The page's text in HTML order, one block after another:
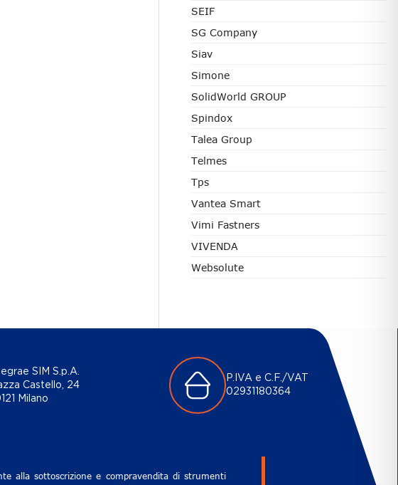
SEIF
SG Company
Siav
Simone
SolidWorld GROUP
Spindox
Talea Group
Telmes
Tps
Vantea Smart
Vimi Fastners
VIVENDA
Websolute
SIM S.p.A.
Castello, 24
Milano
P.IVA e C.F./VAT
02931180364
alla sottoscrizione e compravendita di strumenti